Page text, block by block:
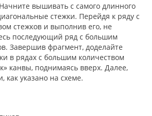
Начните вышивать с самого длинного
стежки. Перейдя к ряду с
стежков и выполнив его, не
последующий ряд с большим
Завершив фрагмент, доделайте
в рядах с большим количеством
канвы, поднимаясь вверх. Далее,
как указано на схеме.